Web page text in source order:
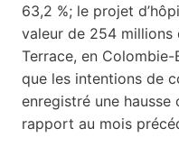
63,2 %; le projet
valeur de 254 millions
Terrace, en
que les intentions de
enregistré une
rapport au mois